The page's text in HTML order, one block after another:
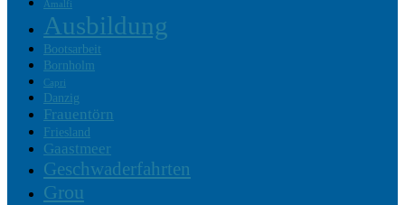
Amalfi
Ausbildung
Bootsarbeit
Bornholm
Capri
Danzig
Frauentörn
Friesland
Gaastmeer
Geschwaderfahrten
Grou